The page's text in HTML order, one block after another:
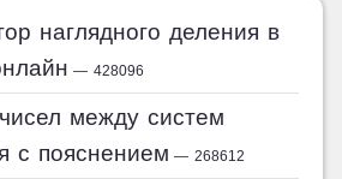
наглядного деления в
— 428096
между систем
с пояснением — 268612